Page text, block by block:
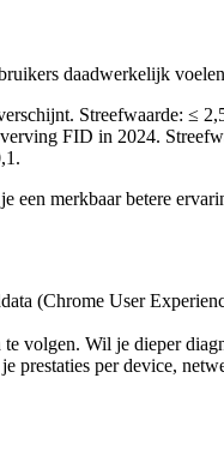
daadwerkelijk
Streefwaarde: ≤
FID in 2024.
een merkbaar betere
(Chrome User
volgen. Wil je dieper
per device,